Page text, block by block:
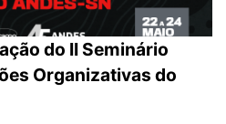
do II Seminário
Organizativas do